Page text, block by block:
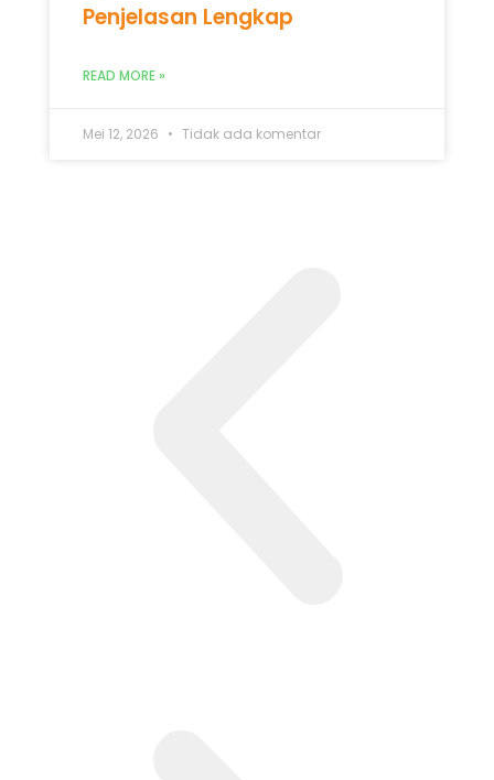
Penjelasan Lengkap
READ MORE »
Mei 12, 2026 Tidak ada komentar